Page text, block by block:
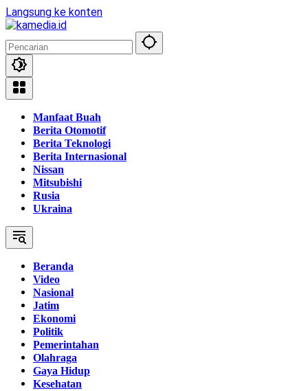
Langsung ke konten
Manfaat Buah
Berita Otomotif
Berita Teknologi
Berita Internasional
Nissan
Mitsubishi
Rusia
Ukraina
Beranda
Video
Nasional
Jatim
Ekonomi
Politik
Pemerintahan
Olahraga
Gaya Hidup
Kesehatan